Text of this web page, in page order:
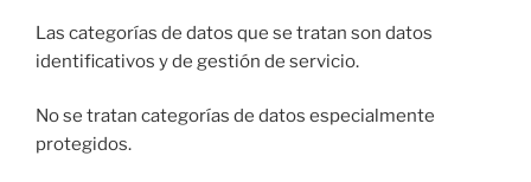
Las categorías de datos que se tratan son datos
identificativos y de gestión de servicio.
No se tratan categorías de datos especialmente
protegidos.